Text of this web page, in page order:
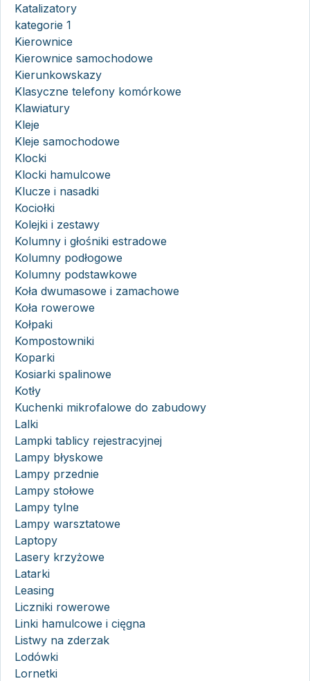
Katalizatory
kategorie 1
Kierownice
Kierownice samochodowe
Kierunkowskazy
Klasyczne telefony komórkowe
Klawiatury
Kleje
Kleje samochodowe
Klocki
Klocki hamulcowe
Klucze i nasadki
Kociołki
Kolejki i zestawy
Kolumny i głośniki estradowe
Kolumny podłogowe
Kolumny podstawkowe
Koła dwumasowe i zamachowe
Koła rowerowe
Kołpaki
Kompostowniki
Koparki
Kosiarki spalinowe
Kotły
Kuchenki mikrofalowe do zabudowy
Lalki
Lampki tablicy rejestracyjnej
Lampy błyskowe
Lampy przednie
Lampy stołowe
Lampy tylne
Lampy warsztatowe
Laptopy
Lasery krzyżowe
Latarki
Leasing
Liczniki rowerowe
Linki hamulcowe i cięgna
Listwy na zderzak
Lodówki
Lornetki